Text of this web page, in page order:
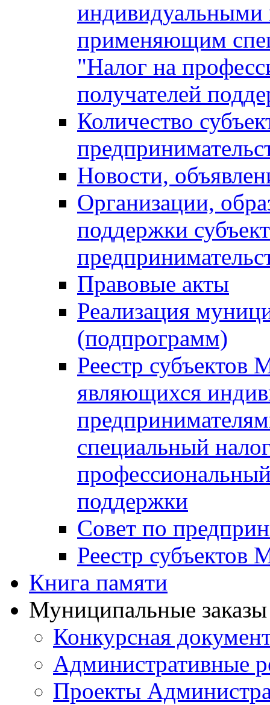
индивидуальными
применяющим
"Налог на
получателей
Количество
Новости,
Организации,
поддержки
Правовые акты
Реализация
(подпрограмм)
Реестр
являющихся
специальный
поддержки
Совет по
Реестр
Книга памяти
Муниципальные
Конкурсная
Административные
Проекты